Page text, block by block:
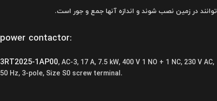
توانند در زمین نصب شوند و اندازه آنها جمع و جور است.
power contactor:
3RT2025-1AP00, AC-3, 17 A, 7.5 kW, 400 V 1 NO + 1 NC, 230 V AC,
50 Hz, 3-pole, Size S0 screw terminal.